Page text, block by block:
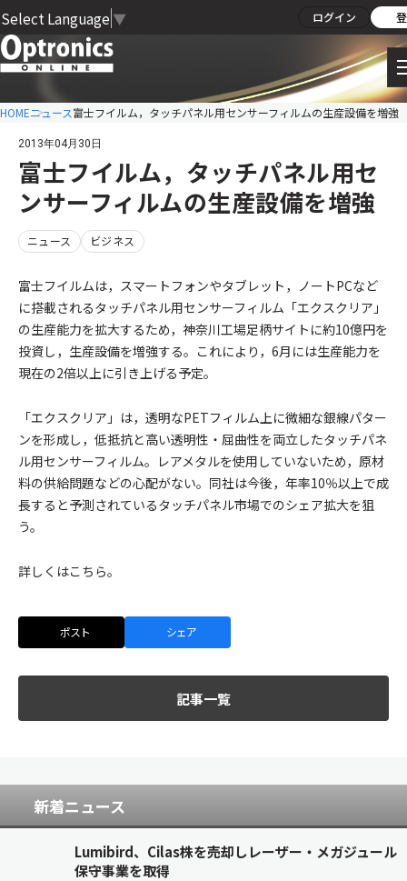
Select Language ▼ ログイン
HOMEニュース富士フイルム，タッチパネル用センサーフィルムの生産設備を増強
2013年04月30日
富士フイルム，タッチパネル用セ
ンサーフィルムの生産設備を増強
ニュース ビジネス
富士フイルムは，スマートフォンやタブレット，ノートPCなど
に搭載されるタッチパネル用センサーフィルム「エクスクリア」
の生産能力を拡大するため，神奈川工場足柄サイトに約10億円を
投資し，生産設備を増強する。これにより，6月には生産能力を
現在の2倍以上に引き上げる予定。
「エクスクリア」は，透明なPETフィルム上に微細な銀線パター
ンを形成し，低抵抗と高い透明性・屈曲性を両立したタッチパネ
ル用センサーフィルム。レアメタルを使用していないため，原材
料の供給問題などの心配がない。同社は今後，年率10％以上で成
長すると予測されているタッチパネル市場でのシェア拡大を狙
う。
詳しくはこちら。
ポスト シェア
記事一覧
新着ニュース
Lumibird、Cilas株を売却しレーザー・メガジュール
保守事業を取得